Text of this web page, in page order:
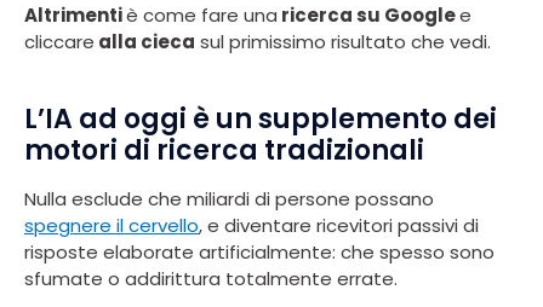
Altrimentiè come fare una ricerca su Googlee
cliccare alla cieca sul primissimo risultato che vedi.
L’IA ad oggi è un supplemento dei
motori di ricerca tradizionali
Nulla esclude che miliardi di persone possano
spegnere il cervello, e diventare ricevitori passivi di
risposte elaborate artificialmente: che spesso sono
sfumate o addirittura totalmente errate.